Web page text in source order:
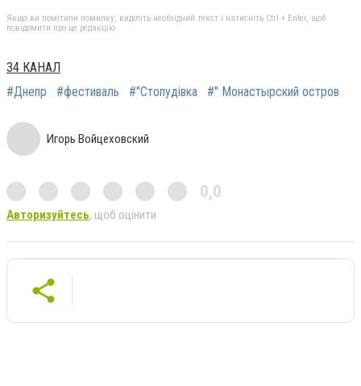
Якщо ви помітили помилку, виділіть необхідний текст і натисніть Ctrl + Enter, щоб
повідомити про це редакцію
34 КАНАЛ
#Днепр
#фестиваль #"Стопудівка #" Монастырский остров
Игорь Войцеховский
0,0
Авторизуйтесь, щоб оцінити